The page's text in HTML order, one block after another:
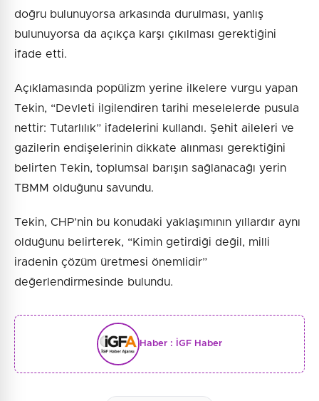
doğru bulunuyorsa arkasında durulması, yanlış
bulunuyorsa da açıkça karşı çıkılması gerektiğini
ifade etti.
Açıklamasında popülizm yerine ilkelere vurgu yapan
Tekin, “Devleti ilgilendiren tarihi meselelerde pusula
nettir: Tutarlılık” ifadelerini kullandı. Şehit aileleri ve
gazilerin endişelerinin dikkate alınması gerektiğini
belirten Tekin, toplumsal barışın sağlanacağı yerin
TBMM olduğunu savundu.
Tekin, CHP’nin bu konudaki yaklaşımının yıllardır aynı
olduğunu belirterek, “Kimin getirdiği değil, milli
iradenin çözüm üretmesi önemlidir”
değerlendirmesinde bulundu.
Haber : İGF Haber